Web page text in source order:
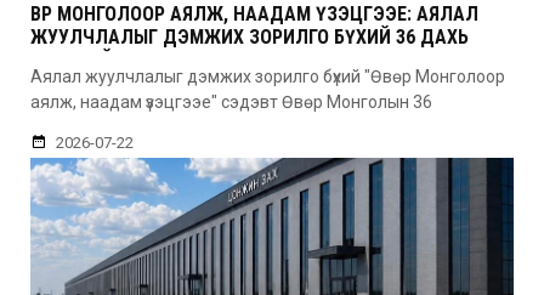
ӨВӨР МОНГОЛООР АЯЛЖ, НААДАМ ҮЗЭЦГЭЭЕ: АЯЛАЛ
ЖУУЛЧЛАЛЫГ ДЭМЖИХ ЗОРИЛГО БҮХИЙ 36 ДАХЬ
УДААГИЙН НААДАМ
Аялал жуулчлалыг дэмжих зорилго бүхий "Өвөр Монголоор
аялж, наадам үзэцгээе" сэдэвт Өвөр Монголын 36
2026-07-22